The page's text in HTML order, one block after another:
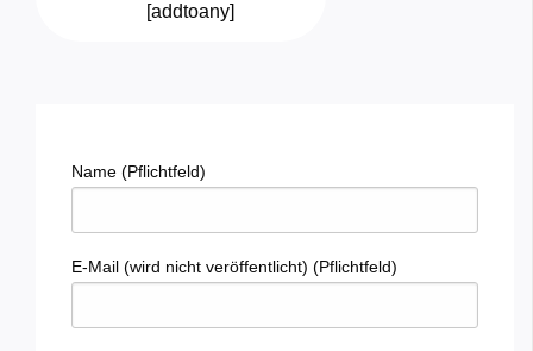
[addtoany]
Name (Pflichtfeld)
E-Mail (wird nicht veröffentlicht) (Pflichtfeld)